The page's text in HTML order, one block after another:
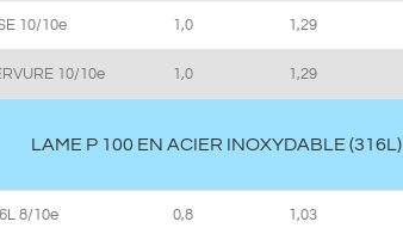
10/10e 1,0 1,29
10/10e 1,0 1,29
LAME P 100 EN ACIER INOXYDABLE (316L)
8/10e 0,8 1,03